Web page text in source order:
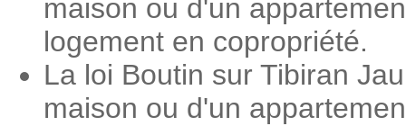
maison ou d'un
logement en copropriété.
La loi Boutin sur Tibiran
maison ou d'un